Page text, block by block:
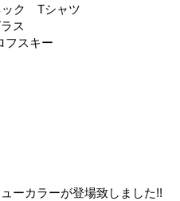
ック Tシャツ
ス
フスキー
ーカラーが登場致しました!!